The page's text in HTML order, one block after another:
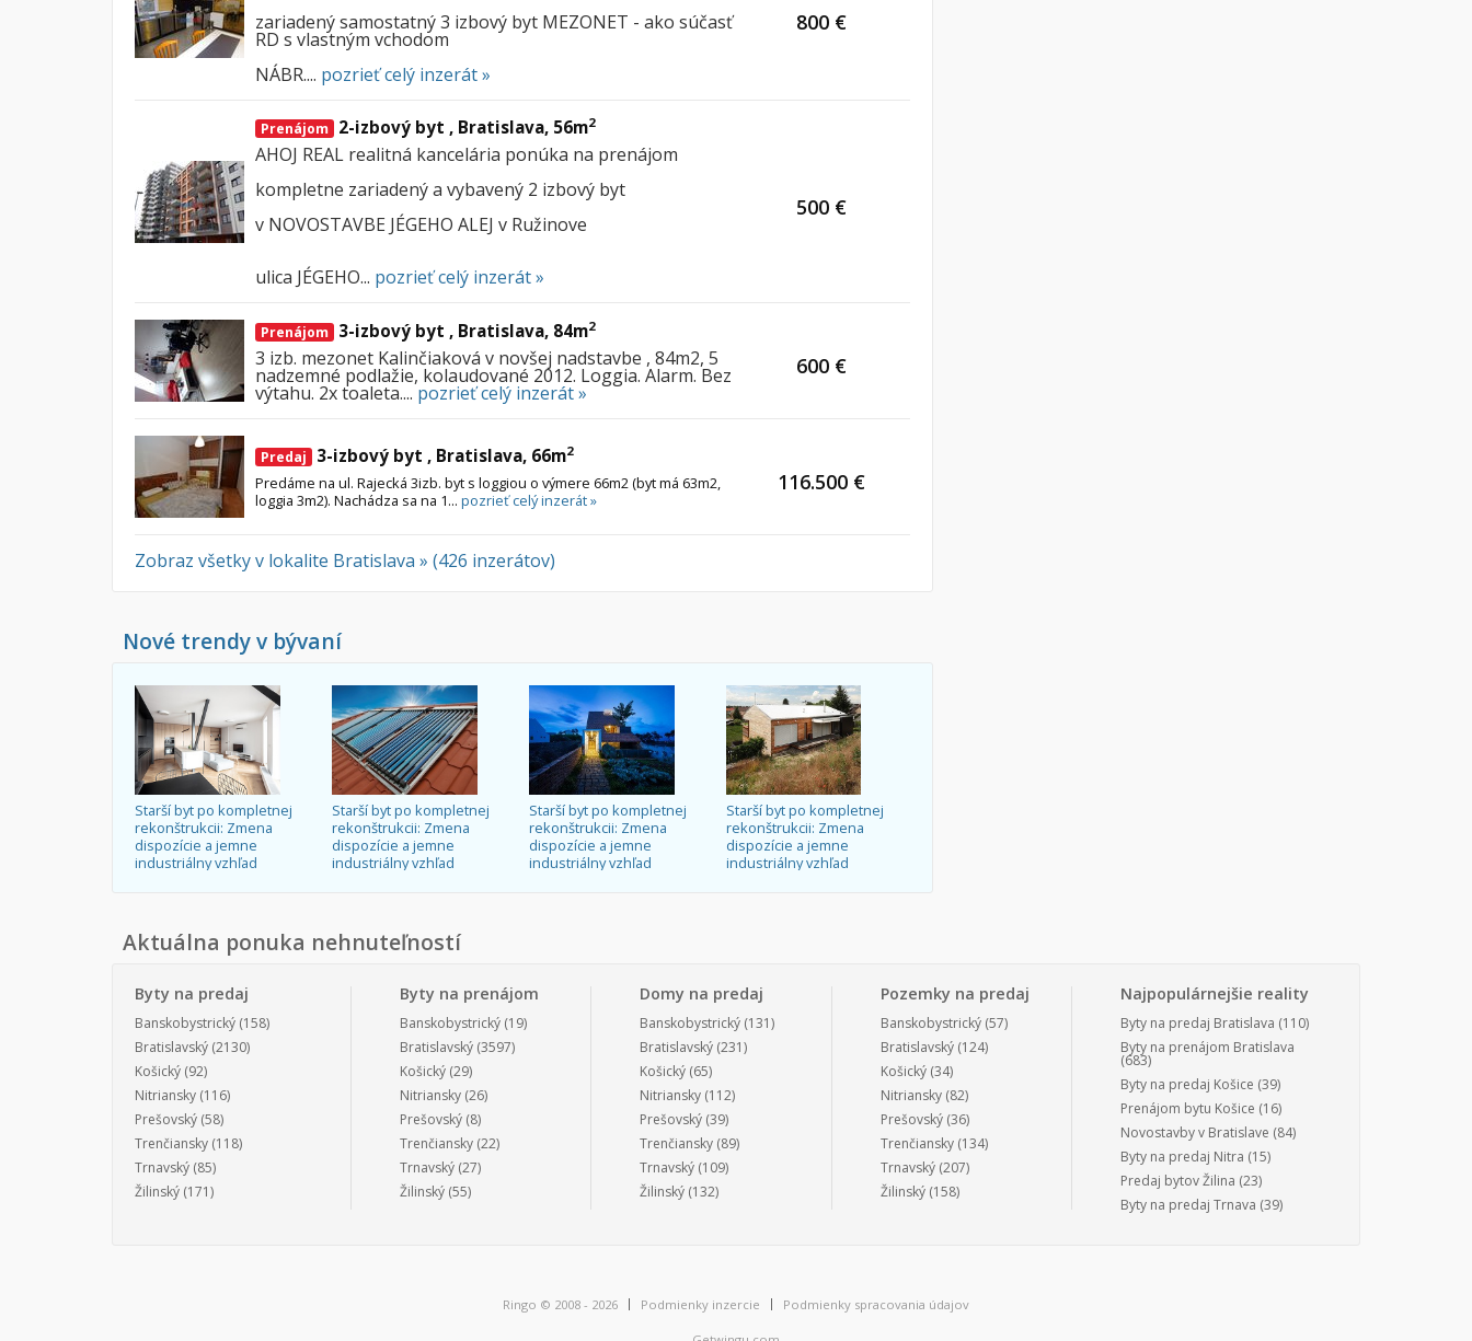
zariadený samostatný 3 izbový byt MEZONET - ako súčasť
RD s vlastným vchodom
NÁBR.... pozrieť celý inzerát »
800 €
Prenájom 2-izbový byt , Bratislava, 56m2
AHOJ REAL realitná kancelária ponúka na prenájom
kompletne zariadený a vybavený 2 izbový byt
v NOVOSTAVBE JÉGEHO ALEJ v Ružinove
ulica JÉGEHO... pozrieť celý inzerát »
500 €
Prenájom 3-izbový byt , Bratislava, 84m2
3 izb. mezonet Kalinčiaková v novšej nadstavbe , 84m2, 5
nadzemné podlažie, kolaudované 2012. Loggia. Alarm. Bez
výtahu. 2x toaleta....pozrieť celý inzerát »
600 €
Predaj 3-izbový byt , Bratislava, 66m2
Predáme na ul. Rajecká 3izb. byt s loggiou o výmere 66m2 (byt má 63m2,
loggia 3m2). Nachádza sa na 1... pozrieť celý inzerát »
116.500 €
Zobraz všetky v lokalite Bratislava » (426 inzerátov)
Nové trendy v bývaní
Starší byt po kompletnej
rekonštrukcii: Zmena
dispozície a jemne
industriálny vzhľad
Starší byt po kompletnej
rekonštrukcii: Zmena
dispozície a jemne
industriálny vzhľad
Starší byt po kompletnej
rekonštrukcii: Zmena
dispozície a jemne
industriálny vzhľad
Starší byt po kompletnej
rekonštrukcii: Zmena
dispozície a jemne
industriálny vzhľad
Aktuálna ponuka nehnuteľností
Byty na predaj
Banskobystrický (158)
Bratislavský (2130)
Košický (92)
Nitriansky (116)
Prešovský (58)
Trenčiansky (118)
Trnavský (85)
Žilinský (171)
Byty na prenájom
Banskobystrický(19)
Bratislavský(3597)
Košický(29)
Nitriansky(26)
Prešovský(8)
Trenčiansky(22)
Trnavský(27)
Žilinský(55)
Domy na predaj
Banskobystrický (131)
Bratislavský (231)
Košický (65)
Nitriansky (112)
Prešovský (39)
Trenčiansky (89)
Trnavský (109)
Žilinský (132)
Pozemky na predaj
Banskobystrický(57)
Bratislavský(124)
Košický(34)
Nitriansky(82)
Prešovský(36)
Trenčiansky(134)
Trnavský(207)
Žilinský(158)
Najpopulárnejšie reality
Byty na predaj Bratislava (110)
Byty na prenájom Bratislava
(683)
Byty na predaj Košice (39)
Prenájom bytu Košice (16)
Novostavby v Bratislave (84)
Byty na predaj Nitra (15)
Predaj bytov Žilina (23)
Byty na predaj Trnava (39)
Ringo © 2008 - 2026 Podmienky inzercie Podmienky spracovania údajov